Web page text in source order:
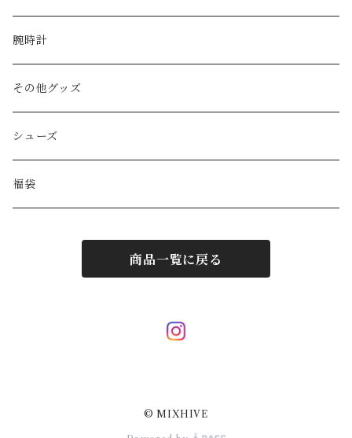
Yves Saint Laurent
GAULTIER
HYSTERIC GLAMOUR
BALENCIAGA
JIL SANDER
リュック
その他バッグ
ベルト
財布
キーケース
ポーチ
ネックレス
ブレスレット
リング
その他アクセサリー
腕時計
その他グッズ
シューズ
福袋
商品一覧に戻る
© MIXHIVE